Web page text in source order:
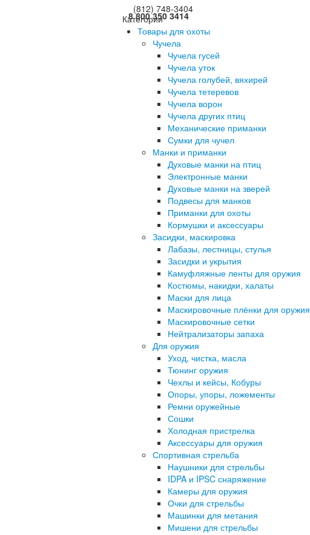
(812) 748-3404
8 800 350 3414
Категории
Товары для охоты
Чучела
Чучела гусей
Чучела уток
Чучела голубей, вяхирей
Чучела тетеревов
Чучела ворон
Чучела других птиц
Механические приманки
Сумки для чучел
Манки и приманки
Духовые манки на птиц
Электронные манки
Духовые манки на зверей
Подвесы для манков
Приманки для охоты
Кормушки и аксессуары
Засидки, маскировка
Лабазы, лестницы, стулья
Засидки и укрытия
Камуфляжные ленты для оружия
Костюмы, накидки, халаты
Маски для лица
Маскировочные плёнки для оружия
Маскировочные сетки
Нейтрализаторы запаха
Для оружия
Уход, чистка, масла
Тюнинг оружия
Чехлы и кейсы, Кобуры
Опоры, упоры, ложементы
Ремни оружейные
Сошки
Холодная пристрелка
Аксессуары для оружия
Спортивная стрельба
Наушники для стрельбы
IDPA и IPSC снаряжение
Камеры для оружия
Очки для стрельбы
Машинки для метания
Мишени для стрельбы